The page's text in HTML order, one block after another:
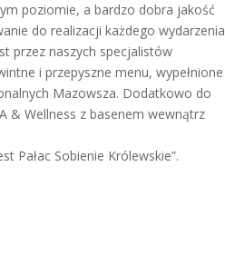
poziomie, a bardzo dobra jakość
do realizacji każdego wydarzenia
przez naszych specjalistów
i przepyszne menu, wypełnione
Mazowsza. Dodatkowo do
& Wellness z basenem wewnątrz
Pałac Sobienie Królewskie”.